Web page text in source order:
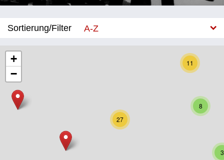
Sortierung/Filter
A-Z
Kärnten
8
27
3
11
+
−